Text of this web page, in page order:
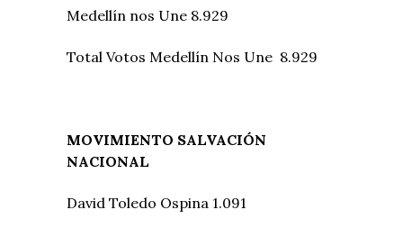
Medellín nos Une 8.929
Total Votos Medellín Nos Une 8.929
MOVIMIENTO SALVACIÓN
NACIONAL
David Toledo Ospina 1.091